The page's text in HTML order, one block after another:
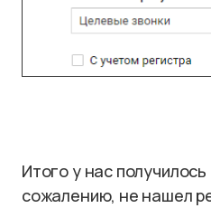
Итого у нас
сожалению, не нашел